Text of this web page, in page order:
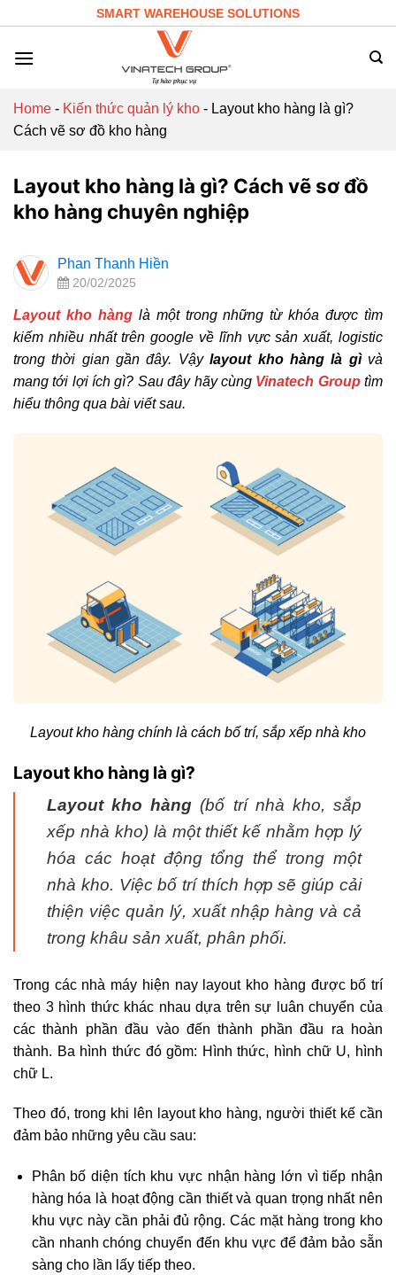
content
SMART WAREHOUSE SOLUTIONS
Home - Kiến thức quản lý kho - Layout kho hàng là gì?
Cách vẽ sơ đồ kho hàng
Layout kho hàng là gì? Cách vẽ sơ đồ
kho hàng chuyên nghiệp
Phan Thanh Hiền
20/02/2025
Layout kho hànglà một trong những từ khóa được tìm
kiếm nhiều nhất trên google về lĩnh vực sản xuất, logistic
trong thời gian gần đây. Vậylayout kho hàng là gìvà
mang tới lợi ích gì? Sau đây hãy cùng Vinatech Grouptìm
hiểu thông qua bài viết sau.
Layout kho hàng chính là cách bố trí, sắp xếp nhà kho
Layout kho hàng là gì?
Layout kho hàng (bố trí nhà kho, sắp
xếp nhà kho) là một thiết kế nhằm hợp lý
hóa các hoạt động tổng thể trong một
nhà kho. Việc bố trí thích hợp sẽ giúp cải
thiện việc quản lý, xuất nhập hàng và cả
trong khâu sản xuất, phân phối.
Trong các nhà máy hiện nay layout kho hàng được bố trí
theo 3 hình thức khác nhau dựa trên sự luân chuyển của
các thành phần đầu vào đến thành phần đầu ra hoàn
thành. Ba hình thức đó gồm: Hình thức, hình chữ U, hình
chữ L.
Theo đó, trong khi lên layout kho hàng, người thiết kế cần
đảm bảo những yêu cầu sau:
Phân bố diện tích khu vực nhận hàng lớn vì tiếp nhận
hàng hóa là hoạt động cần thiết và quan trọng nhất nên
khu vực này cần phải đủ rộng. Các mặt hàng trong kho
cần nhanh chóng chuyển đến khu vực để đảm bảo sẵn
sàng cho lần lấy tiếp theo.